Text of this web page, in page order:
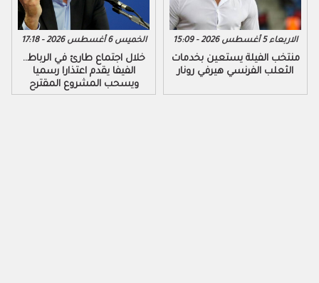
الخميس 6 أغسطس 2026 - 17:18
خلال اجتماع طارئ في الرباط..
الفيفا يقدم اعتذارا رسميا
ويسحب المشروع المقترح
الاربعاء 5 أغسطس 2026 - 15:09
منتخب الفيلة يستعين بخدمات
الثعلب الفرنسي هيرفي رونار